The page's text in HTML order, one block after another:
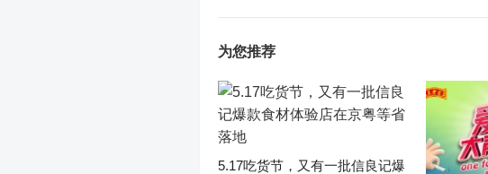
为您推荐
5.17吃货节，又有一批信良记爆